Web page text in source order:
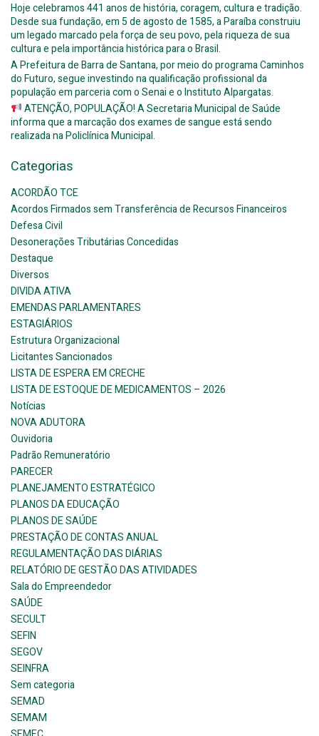
Hoje celebramos 441 anos de história, coragem, cultura e tradição.
Desde sua fundação, em 5 de agosto de 1585, a Paraíba construiu
um legado marcado pela força de seu povo, pela riqueza de sua
cultura e pela importância histórica para o Brasil.
A Prefeitura de Barra de Santana, por meio do programa Caminhos
do Futuro, segue investindo na qualificação profissional da
população em parceria com o Senai e o Instituto Alpargatas.
ATENÇÃO, POPULAÇÃO! A Secretaria Municipal de Saúde
informa que a marcação dos exames de sangue está sendo
realizada na Policlínica Municipal.
Categorias
ACORDÃO TCE
Acordos Firmados sem Transferência de Recursos Financeiros
Defesa Civil
Desonerações Tributárias Concedidas
Destaque
Diversos
DIVIDA ATIVA
EMENDAS PARLAMENTARES
ESTAGIÁRIOS
Estrutura Organizacional
Licitantes Sancionados
LISTA DE ESPERA EM CRECHE
LISTA DE ESTOQUE DE MEDICAMENTOS – 2026
Notícias
NOVA ADUTORA
Ouvidoria
Padrão Remuneratório
PARECER
PLANEJAMENTO ESTRATÉGICO
PLANOS DA EDUCAÇÃO
PLANOS DE SAÚDE
PRESTAÇÃO DE CONTAS ANUAL
REGULAMENTAÇÃO DAS DIÁRIAS
RELATÓRIO DE GESTÃO DAS ATIVIDADES
Sala do Empreendedor
SAÚDE
SECULT
SEFIN
SEGOV
SEINFRA
Sem categoria
SEMAD
SEMAM